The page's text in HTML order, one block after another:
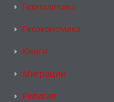
Геополитика
Геоэкономика
Книги
Миграции
Религия